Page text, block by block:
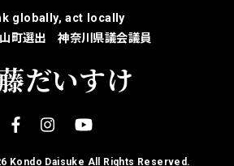
globally, act locally
町選出 神奈川県議会議員
だいすけ
Kondo Daisuke All Rights Reserved.